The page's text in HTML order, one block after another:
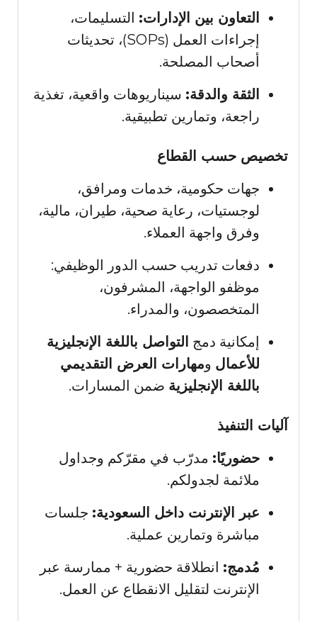
التعاون بين الإدارات:التسليمات،
إجراءات العمل (SOPs)، تحديثات
أصحاب المصلحة.
الثقة والدقة:سيناريوهات واقعية، تغذية
راجعة، وتمارين تطبيقية.
تخصيص حسب القطاع
جهات حكومية، خدمات ومرافق،
لوجستيات، رعاية صحية، طيران، مالية،
وفرق واجهة العملاء.
دفعات تدريب حسب الدور الوظيفي:
موظفو الواجهة، المشرفون،
المتخصصون، والمدراء.
إمكانية دمجالتواصل باللغة الإنجليزية
للأعمالو مهارات العرض التقديمي
باللغة الإنجليزيةضمن المسارات.
آليات التنفيذ
حضوريًا:مدرّب في مقرّكم وجداول
ملائمة لجدولكم.
عبر الإنترنت داخل السعودية:جلسات
مباشرة وتمارين عملية.
مُدمج:انطلاقة حضورية + ممارسة عبر
الإنترنت لتقليل الانقطاع عن العمل.